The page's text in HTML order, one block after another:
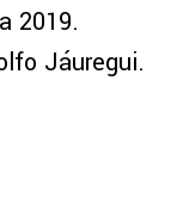
2019.
Jáuregui.